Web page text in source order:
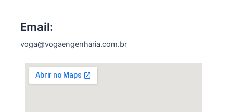
Email:
voga@vogaengenharia.com.br